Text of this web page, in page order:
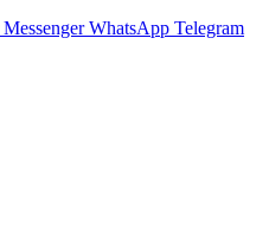
Messenger WhatsApp Telegram